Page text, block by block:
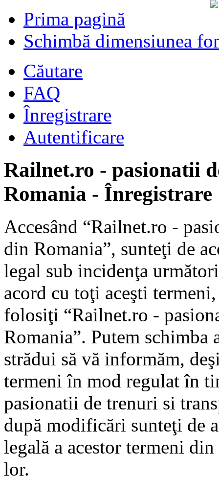
Prima pagină
Schimbă dimensiunea
Căutare
FAQ
Înregistrare
Autentificare
Railnet.ro - pasionatii
Romania - Înregistrare
Accesând “Railnet.ro -
din Romania”, sunteţi de
legal sub incidenţa
acord cu toţi aceşti
folosiţi “Railnet.ro -
Romania”. Putem
strădui să vă informăm,
termeni în mod regulat în
pasionatii de trenuri si
după modificări sunteţi de
legală a acestor termeni
lor.